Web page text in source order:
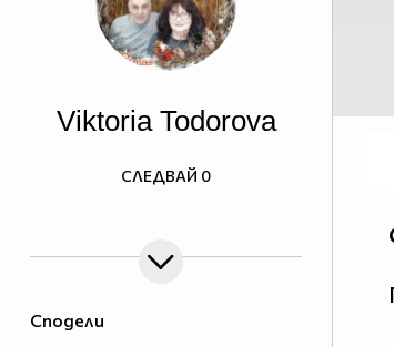
Сподели
Viktoria Todorova
СЛЕДВАЙ 0